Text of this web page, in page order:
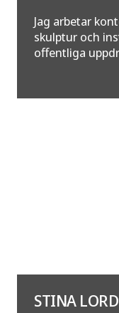
Jag arbetar
skulptur och
offentliga
STINA LORD